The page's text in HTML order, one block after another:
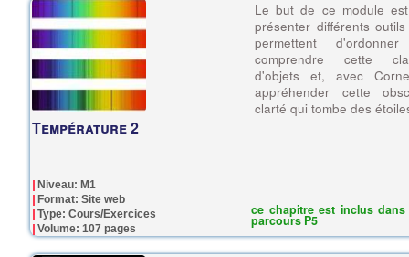
Température 2
Niveau: M1
Format: Site web
Type: Cours/Exercices
Volume: 107 pages
Le but de ce module
présenter différents
permettent
comprendre cette
d'objets et, avec
appréhender cette
clarté qui tombe des
ce chapitre est inclus dans
parcours P5